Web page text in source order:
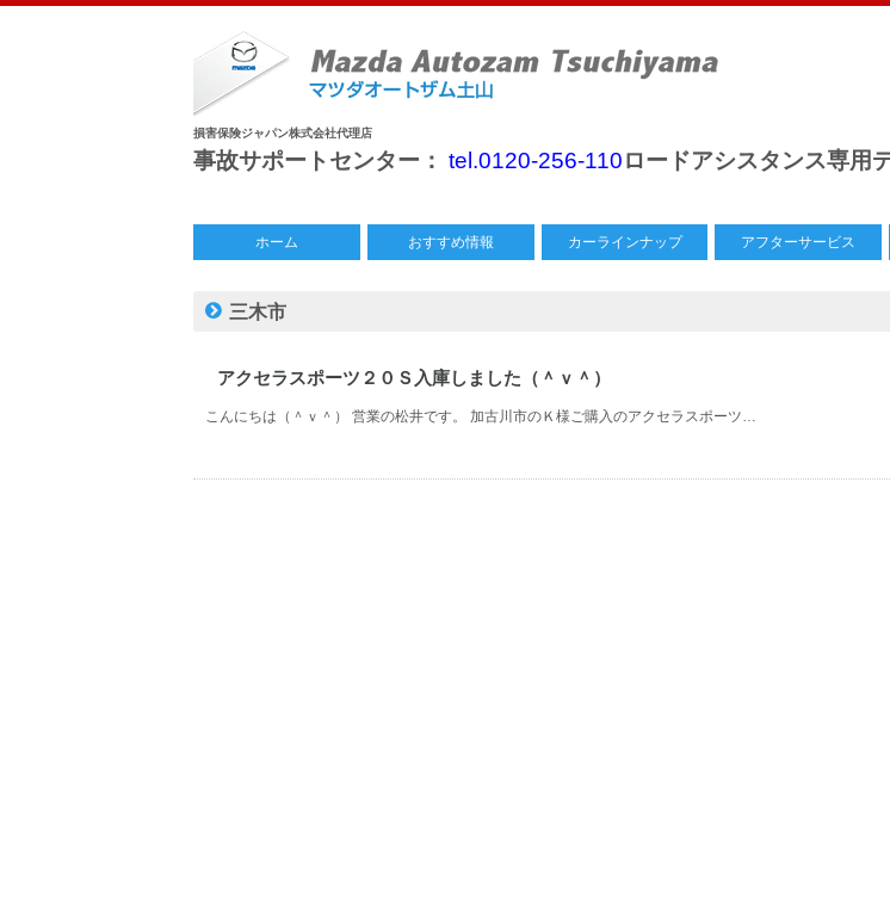
損害保険ジャパン株式会社代理店
事故サポートセンター： tel.0120-256-110ロードアシスタンス専用
ホーム おすすめ情報 カーラインナップ アフターサービス
三木市
アクセラスポーツ２０Ｓ入庫しました（＾ｖ＾）
こんにちは（＾ｖ＾） 営業の松井です。 加古川市のＫ様ご購入のアクセラスポーツ…